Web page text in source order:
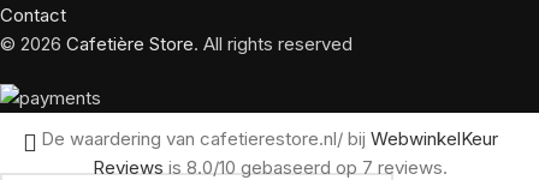
Contact
© 2026 Cafetière Store. All rights reserved
De waardering van cafetierestore.nl/ bij WebwinkelKeur
Reviews is 8.0/10 gebaseerd op 7 reviews.